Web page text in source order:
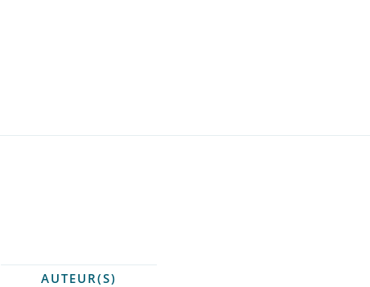
AUTEUR(S)